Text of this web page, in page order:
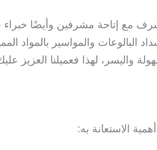
مع إتاحة مشرفين وأيضًا
البالوعات والمواسير بالمواد
واليسر، لهذا فعميلنا العزيز
الاستعانة به: